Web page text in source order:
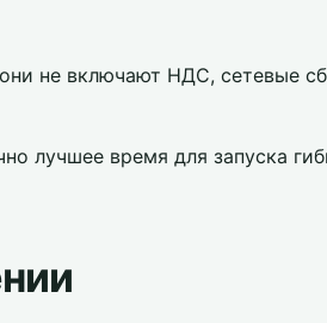
не включают НДС, сетевые
лучшее время для запуска